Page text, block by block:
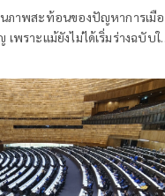
นภาพสะท้อนของปัญหาการเมื
พราะแม้ยังไม่ได้เริ่มร่างฉบับ